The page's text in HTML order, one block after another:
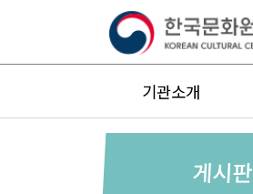
기관소개
게시판